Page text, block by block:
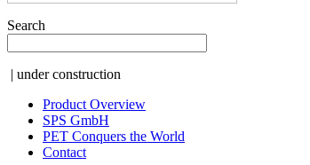
Search
| under construction
Product Overview
SPS GmbH
PET Conquers the World
Contact